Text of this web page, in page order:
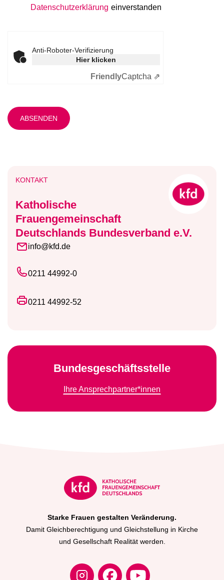
Datenschutzerklärung einverstanden
Anti-Roboter-Verifizierung
Hier klicken
FriendlyCaptcha ⇗
KONTAKT
Katholische
Frauengemeinschaft
Deutschlands Bundesverband e.V.
info@kfd.de
0211 44992-0
0211 44992-52
Bundesgeschäftsstelle
Ihre Ansprechpartner*innen
Starke Frauen gestalten Veränderung.
Damit Gleichberechtigung und Gleichstellung in Kirche
und Gesellschaft Realität werden.